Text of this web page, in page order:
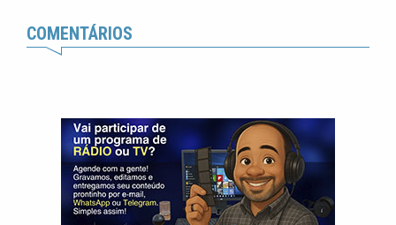
COMENTÁRIOS